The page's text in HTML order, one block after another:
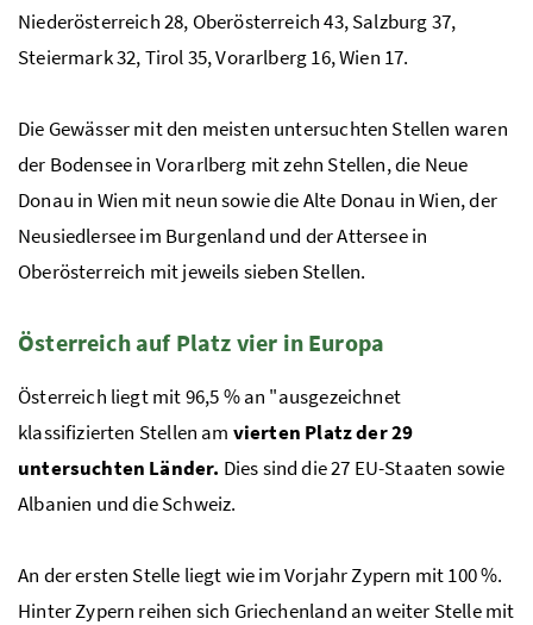
Niederösterreich 28, Oberösterreich 43, Salzburg 37,
Steiermark 32, Tirol 35, Vorarlberg 16, Wien 17.
Die Gewässer mit den meisten untersuchten Stellen waren
der Bodensee in Vorarlberg mit zehn Stellen, die Neue
Donau in Wien mit neun sowie die Alte Donau in Wien, der
Neusiedlersee im Burgenland und der Attersee in
Oberösterreich mit jeweils sieben Stellen.
Österreich auf Platz vier in Europa
Österreich liegt mit 96,5%an "ausgezeichnet
klassifizierten Stellen am vierten Platz der 29
untersuchten Länder. Dies sind die 27 EU-Staaten sowie
Albanien und die Schweiz.
An der ersten Stelle liegt wie im Vorjahr Zypern mit 100%.
Hinter Zypern reihen sich Griechenland an weiter Stelle mit